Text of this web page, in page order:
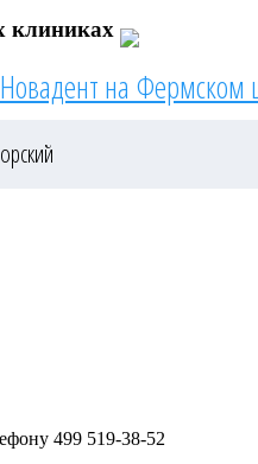
клиниках
на Фермском
499 519-38-52